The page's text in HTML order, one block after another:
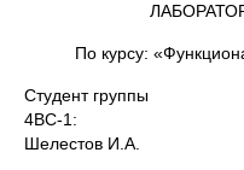
По курсу:
Студент группы
Шелестов И.А.